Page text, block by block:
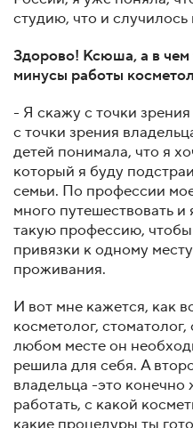
студию, что и
Здорово! Ксюша, а в
минусы работы
- Я скажу с точки
с точки зрения
детей понимала, что я
который я буду
семьи. По профессии
много путешествовать
такую профессию,
привязки к одному
проживания.
И вот мне кажется, как
косметолог,
любом месте он
решила для себя. А
владельца -это
работать, с какой